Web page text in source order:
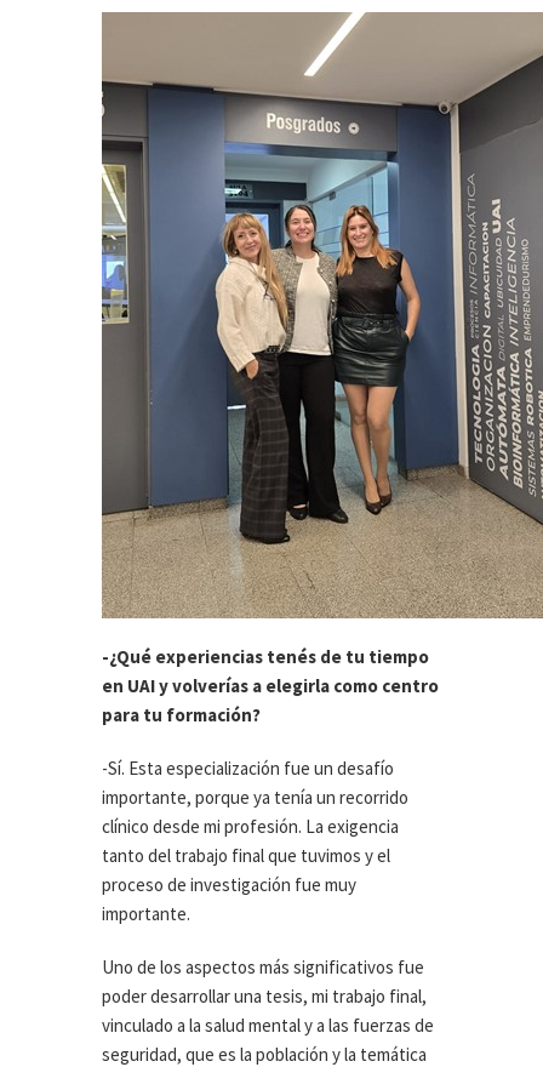
-¿Qué experiencias tenés de tu tiempo
en UAI y volverías a elegirla como centro
para tu formación?
-Sí. Esta especialización fue un desafío
importante, porque ya tenía un recorrido
clínico desde mi profesión. La exigencia
tanto del trabajo final que tuvimos y el
proceso de investigación fue muy
importante.
Uno de los aspectos más significativos fue
poder desarrollar una tesis, mi trabajo final,
vinculado a la salud mental y a las fuerzas de
seguridad, que es la población y la temática